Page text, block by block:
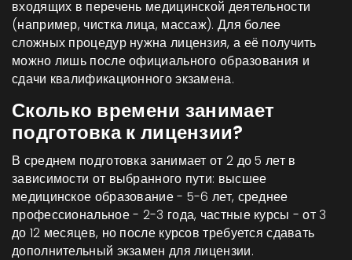
входящих в перечень медицинской деятельности
(например, чистка лица, массаж). Для более
сложных процедур нужна лицензия, а её получить
можно лишь после официального образования и
сдачи квалификационного экзамена.
Сколько времени занимает
подготовка к лицензии?
В среднем подготовка занимает от 2 до 5 лет в
зависимости от выбранного пути: высшее
медицинское образование - 5-6 лет, среднее
профессиональное - 2-3 года, частные курсы - от 3
до 12 месяцев, но после курсов требуется сдавать
дополнительный экзамен для лицензии.